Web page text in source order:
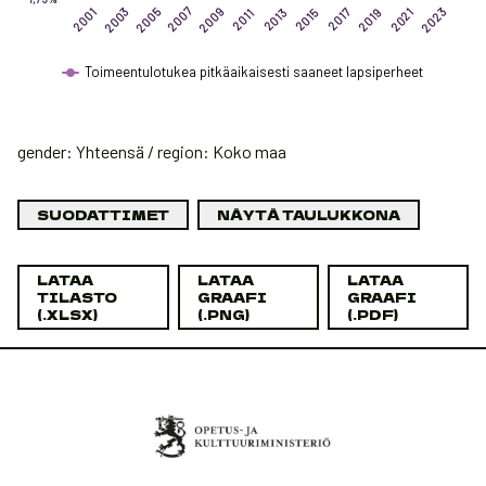
2001 2003 20052007 2009 2011 2013 2015 2017 2019 2021 2023
Toimeentulotukea pitkäaikaisesti saaneet lapsiperheet
gender: Yhteensä / region: Koko maa
SUODATTIMET NÄYTÄ TAULUKKONA
LATAA
TILASTO
(.XLSX)
LATAA
GRAAFI
(.PNG)
LATAA
GRAAFI
(.PDF)